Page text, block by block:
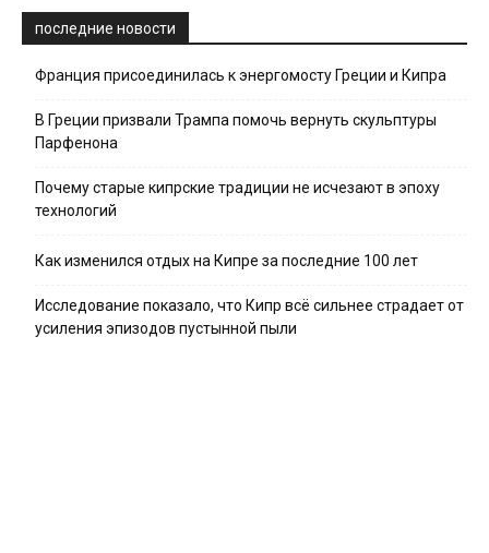
последние новости
Франция присоединилась к энергомосту Греции и Кипра
В Греции призвали Трампа помочь вернуть скульптуры
Парфенона
Почему старые кипрские традиции не исчезают в эпоху
технологий
Как изменился отдых на Кипре за последние 100 лет
Исследование показало, что Кипр всё сильнее страдает от
усиления эпизодов пустынной пыли